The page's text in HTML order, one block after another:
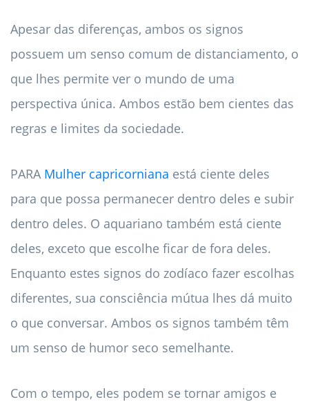
Apesar das diferenças, ambos os signos
possuem um senso comum de distanciamento, o
que lhes permite ver o mundo de uma
perspectiva única. Ambos estão bem cientes das
regras e limites da sociedade.
PARA Mulher capricorniana está ciente deles
para que possa permanecer dentro deles e subir
dentro deles. O aquariano também está ciente
deles, exceto que escolhe ficar de fora deles.
Enquanto estes signos do zodíaco fazer escolhas
diferentes, sua consciência mútua lhes dá muito
o que conversar. Ambos os signos também têm
um senso de humor seco semelhante.
Com o tempo, eles podem se tornar amigos e